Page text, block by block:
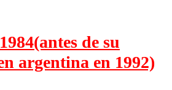
de su
argentina en 1992)